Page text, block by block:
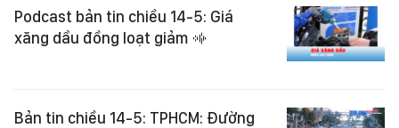
Podcast bản tin chiều 14-5: Giá
xăng dầu đồng loạt giảm
Bản tin chiều 14-5: TPHCM: Đường